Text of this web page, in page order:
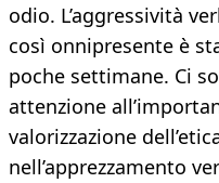
odio. L’aggressività
così onnipresente è
poche settimane. Ci
attenzione
valorizzazione
nell’apprezzamento